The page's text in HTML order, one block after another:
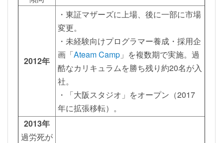
2012年
・東証マザーズに上場、後に一部に市場
変更。
・未経験向けプログラマー養成・採用企
画「Ateam Camp」を複数期で実施。過
酷なカリキュラムを勝ち残り約20名が入
社。
・「大阪スタジオ」をオープン（2017
年に拡張移転）。
2013年
過労死が